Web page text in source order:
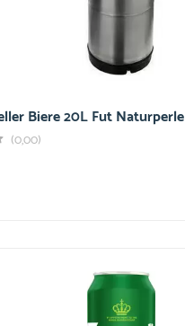
Biere 20L Fut Naturperle
(0,00)